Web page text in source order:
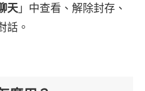
天 」中查看、解除封存、
話。